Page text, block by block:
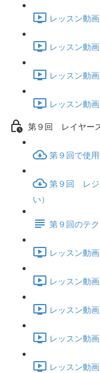
レッスン動
レッスン動
レッスン動
レッスン動
第９回 レイヤー
第９回で使
第９回 レジ
い）
第９回のテ
レッスン動
レッスン動
レッスン動
レッスン動
レッスン動